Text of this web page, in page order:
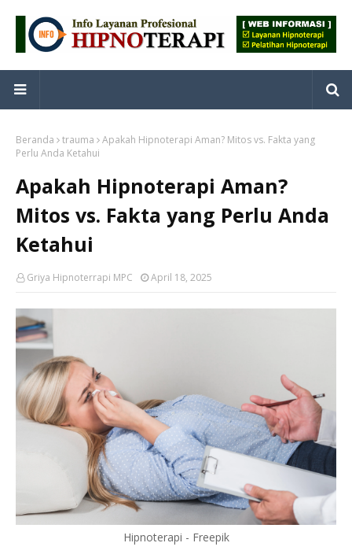
Beranda trauma
Apakah Hipnoterapi Aman? Mitos vs. Fakta yang
Perlu Anda Ketahui
Apakah Hipnoterapi Aman?
Mitos vs. Fakta yang Perlu Anda
Ketahui
Griya Hipnoterrapi MPC April 18, 2025
Hipnoterapi - Freepik